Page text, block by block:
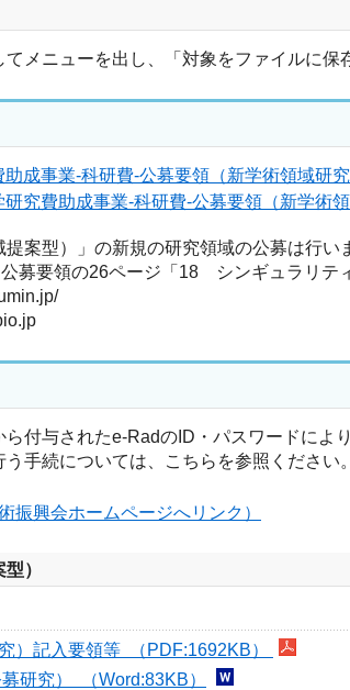
メニューを出し、「対象をファイルに
成事業-科研費-公募要領（新学術領域研
究費助成事業-科研費-公募要領（新学術
案型）」の新規の研究領域の公募は行い
募要領の26ページ「18 シンギュラリテ
付与されたe-RadのID・パスワードによ
手続については、こちらを参照ください。
振興会ホームページへリンク）
）
）記入要領等 （PDF:1692KB）
研究） （Word:83KB）